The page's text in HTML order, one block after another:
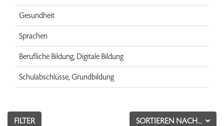
Gesundheit
Sprachen
Berufliche Bildung, Digitale Bildung
Schulabschlüsse, Grundbildung
SORTIEREN NACH...
FILTER